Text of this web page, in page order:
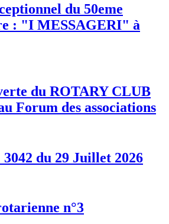
du 50eme
: "I MESSAGERI" à
du ROTARY CLUB
Forum des associations
du 29 Juillet 2026
n°3